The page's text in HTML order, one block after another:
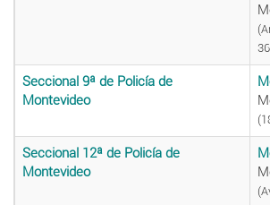
Seccional 9ª de Policía de
Montevideo
Seccional 12ª de Policía de
Montevideo